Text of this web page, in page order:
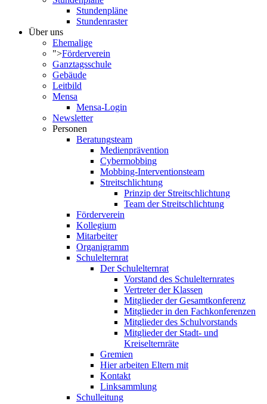
Stundenpläne
Stundenraster
Über uns
Ehemalige
">Förderverein
Ganztagsschule
Gebäude
Leitbild
Mensa
Mensa-Login
Newsletter
Personen
Beratungsteam
Medienprävention
Cybermobbing
Mobbing-Interventionsteam
Streitschlichtung
Prinzip der Streitschlichtung
Team der Streitschlichtung
Förderverein
Kollegium
Mitarbeiter
Organigramm
Schulelternrat
Der Schulelternrat
Vorstand des Schulelternrates
Vertreter der Klassen
Mitglieder der Gesamtkonferenz
Mitglieder in den Fachkonferenzen
Mitglieder des Schulvorstands
Mitglieder der Stadt- und
Kreiselternräte
Gremien
Hier arbeiten Eltern mit
Kontakt
Linksammlung
Schulleitung